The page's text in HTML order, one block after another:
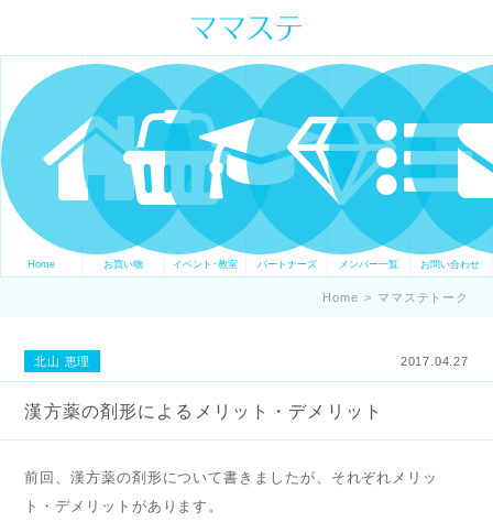
ママの才能発信します。 手づくり
表現ステージ ママステ スキル・セ
ンスを表現したいママが集まって
ます。
Home お買い物 イベント･教室 パートナーズ メンバー一覧 お問い合わせ
Home > ママステトーク
北山 恵理 2017.04.27
漢方薬の剤形によるメリット・デメリット
前回、漢方薬の剤形について書きましたが、それぞれメリッ
ト・デメリットがあります。